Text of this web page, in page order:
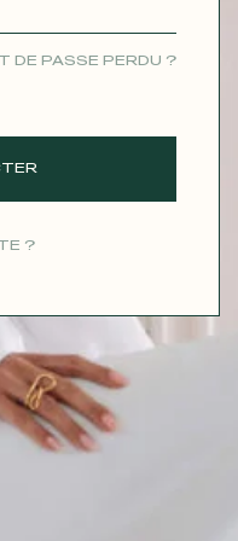
DE PASSE PERDU ?
?